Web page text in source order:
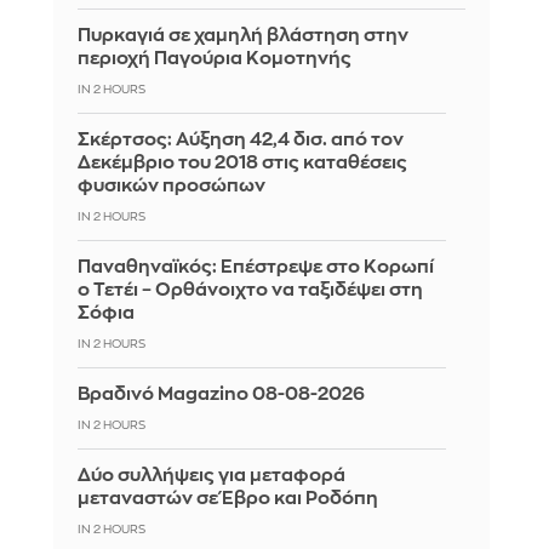
Πυρκαγιά σε χαμηλή βλάστηση στην
περιοχή Παγούρια Κομοτηνής
IN 2 HOURS
Σκέρτσος: Αύξηση 42,4 δισ. από τον
Δεκέμβριο του 2018 στις καταθέσεις
φυσικών προσώπων
IN 2 HOURS
Παναθηναϊκός: Επέστρεψε στο Κορωπί
ο Τετέι – Ορθάνοιχτο να ταξιδέψει στη
Σόφια
IN 2 HOURS
Βραδινό Magazino 08-08-2026
IN 2 HOURS
Δύο συλλήψεις για μεταφορά
μεταναστών σε Έβρο και Ροδόπη
IN 2 HOURS